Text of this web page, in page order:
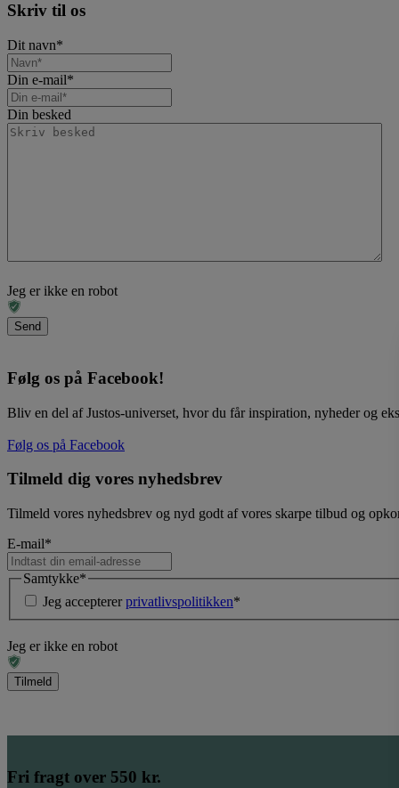
Skriv til os
Dit navn*
Din e-mail*
Din besked
Jeg er ikke en robot
Følg os på Facebook!
Bliv en del af Justos-universet, hvor du får inspiration, nyheder og
Følg os på Facebook
Tilmeld dig vores nyhedsbrev
Tilmeld vores nyhedsbrev og nyd godt af vores skarpe tilbud og
E-mail*
Samtykke*
Jeg acceptererprivatlivspolitikken*
Jeg er ikke en robot
Fri fragt over 550 kr.